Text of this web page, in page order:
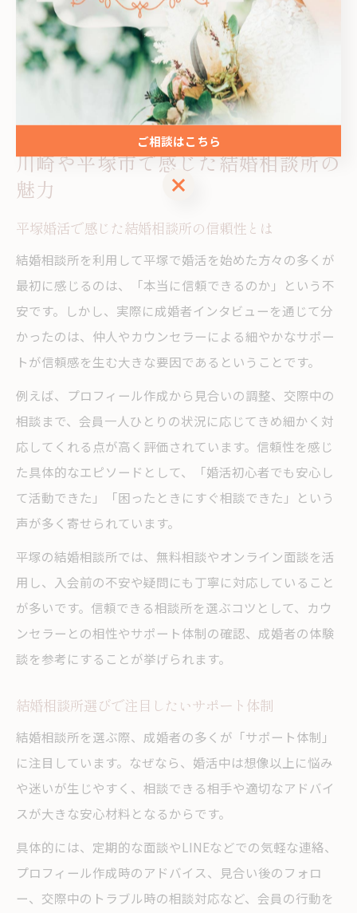
バイスやフィードバックが得られるため、前向きに婚活
を進めることができます。自分一人では解決しづらい不
安も、プロのサポートがあれば安心です。
川崎や平塚市で感じた結婚相談所の
魅力
平塚婚活で感じた結婚相談所の信頼性とは
結婚相談所を利用して平塚で婚活を始めた方々の多くが
最初に感じるのは、「本当に信頼できるのか」という不
安です。しかし、実際に成婚者インタビューを通じて分
かったのは、仲人やカウンセラーによる細やかなサポー
トが信頼感を生む大きな要因であるということです。
例えば、プロフィール作成から見合いの調整、交際中の
相談まで、会員一人ひとりの状況に応じてきめ細かく対
応してくれる点が高く評価されています。信頼性を感じ
た具体的なエピソードとして、「婚活初心者でも安心し
て活動できた」「困ったときにすぐ相談できた」という
声が多く寄せられています。
平塚の結婚相談所では、無料相談やオンライン面談を活
用し、入会前の不安や疑問にも丁寧に対応していること
が多いです。信頼できる相談所を選ぶコツとして、カウ
ンセラーとの相性やサポート体制の確認、成婚者の体験
談を参考にすることが挙げられます。
結婚相談所選びで注目したいサポート体制
結婚相談所を選ぶ際、成婚者の多くが「サポート体制」
に注目しています。なぜなら、婚活中は想像以上に悩み
や迷いが生じやすく、相談できる相手や適切なアドバイ
スが大きな安心材料となるからです。
具体的には、定期的な面談やLINEなどでの気軽な連絡、
プロフィール作成時のアドバイス、見合い後のフォロ
ー、交際中のトラブル時の相談対応など、会員の行動を
ご相談はこちら
ご相談はこちら